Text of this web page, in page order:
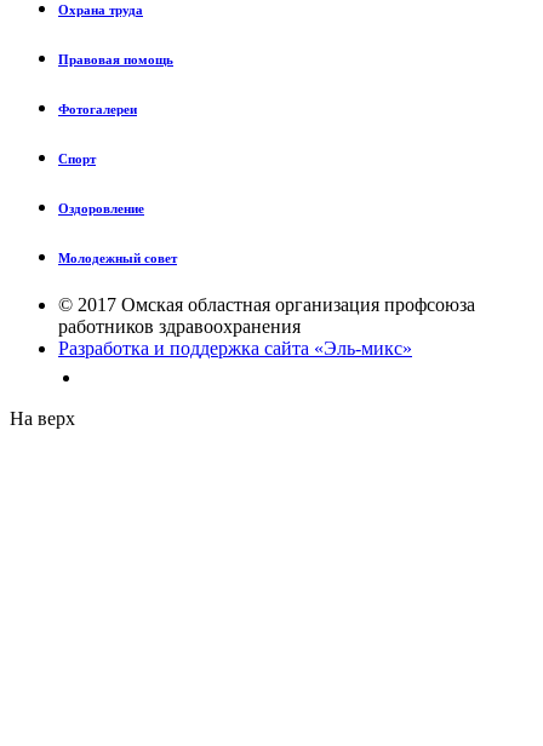
Охрана труда
Правовая помощь
Фотогалереи
Спорт
Оздоровление
Молодежный совет
© 2017 Омская областная организация профсоюза
работников здравоохранения
Разработка и поддержка сайта «Эль-микс»
На верх